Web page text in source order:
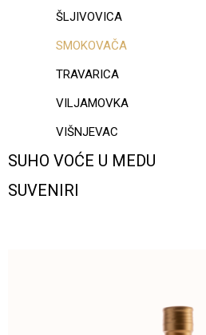
ŠLJIVOVICA
SMOKOVAČA
TRAVARICA
VILJAMOVKA
VIŠNJEVAC
SUHO VOĆE U MEDU
SUVENIRI